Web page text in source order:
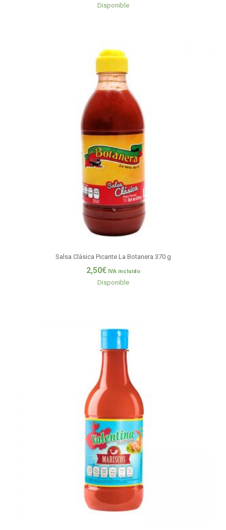
Disponible
Salsa Clásica Picante La Botanera 370 g
2,50€ IVA incluido
Disponible